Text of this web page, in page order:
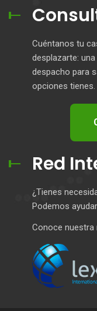
Cuéntanos tu
desplazarte:
despacho para
opciones tienes.
Red
¿Tienes
Podemos
Conoce nuestra